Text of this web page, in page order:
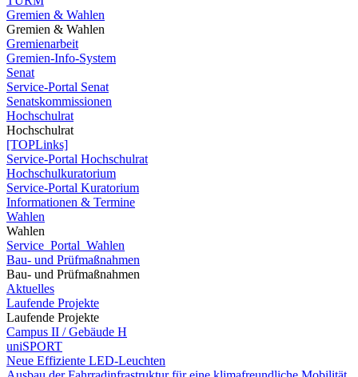
Gremien & Wahlen
Gremien & Wahlen
Gremienarbeit
Gremien-Info-System
Senat
Service-Portal Senat
Senatskommissionen
Hochschulrat
Hochschulrat
[TOPLinks]
Service-Portal Hochschulrat
Hochschulkuratorium
Service-Portal Kuratorium
Informationen & Termine
Wahlen
Wahlen
Service_Portal_Wahlen
Bau- und Prüfmaßnahmen
Bau- und Prüfmaßnahmen
Aktuelles
Laufende Projekte
Laufende Projekte
Campus II / Gebäude H
uniSPORT
Neue Effiziente LED-Leuchten